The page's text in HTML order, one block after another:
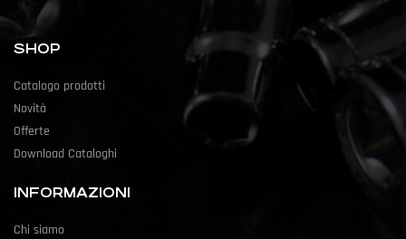
SHOP
Catalogo prodotti
Novità
Offerte
Download Cataloghi
INFORMAZIONI
Chi siamo